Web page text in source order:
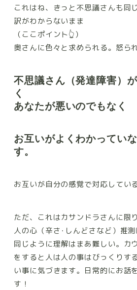
これはね、きっと不思議さんも同
訳がわからないまま
（ここポイント👆）
奥さんに色々と求められる。怒られ
不思議さん（発達障害）
く
あなたが悪いのでもなく
お互いがよくわかってい
す。
お互いが自分の感覚で対応している
ただ、これはカサンドラさんに限
人の心（辛さ･しんどさなど）推
同じように理解はまあ難しい。カ
をすると人は人の事はびっくりす
い事に気づきます。日常的にお話
す！